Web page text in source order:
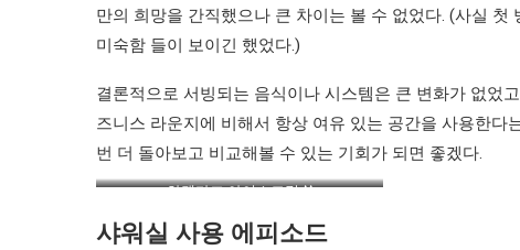
만의 희망을 간직했으나 큰 차이는 볼 수 없었다. (사실
미숙함 들이 보이긴 했었다.)
결론적으로 서빙되는 음식이나 시스템은 큰 변화가 없었
즈니스 라운지에 비해서 항상 여유 있는 공간을 사용한
번 더 돌아보고 비교해볼 수 있는 기회가 되면 좋겠다.
하겐다즈 아이스크림 ^^
샤워실 사용 에피소드